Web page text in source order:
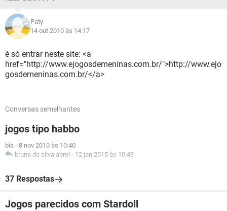
Paty
14 out 2010 às 14:17
é só entrar neste site: <a
href="http://www.ejogosdemeninas.com.br/">http://www.ejo
gosdemeninas.com.br/</a>
Conversas semelhantes
jogos tipo habbo
bia - 8 nov 2010 às 10:40
bruna da silva abrel - 12 jan 2015 às 10:49
37 Respostas
Jogos parecidos com Stardoll